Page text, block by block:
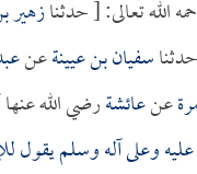
الله تعالى: [ حدثنا
سفيان بن عيينةعن
عنعائشةرضي الله
عليه وعلى آله وسلم يقول